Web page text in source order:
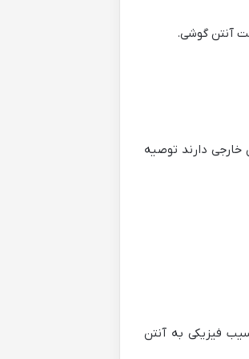
آنتن گوشی.
خارجی دارند توصیه
فیزیکی به آنتن